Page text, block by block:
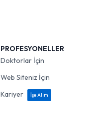
PROFESYONELLER
Doktorlar İçin
Web Siteniz İçin
Kariyer
İşe Alım